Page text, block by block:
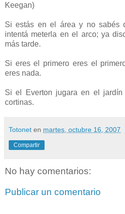
Keegan)
Si estás en el área y no sabés
intentá meterla en el arco; ya
más tarde.
Si eres el primero eres el
eres nada.
Si el Everton jugara en el
cortinas.
Totonet en martes, octubre 16, 2007
Compartir
No hay comentarios:
Publicar un comentario